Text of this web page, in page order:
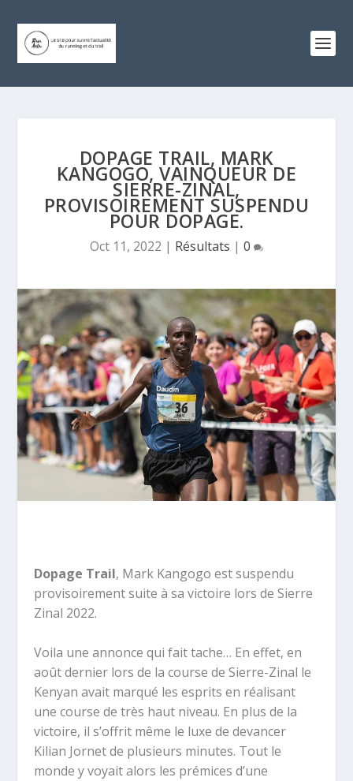
DOPAGE TRAIL, MARK
KANGOGO, VAINQUEUR DE
SIERRE-ZINAL,
PROVISOIREMENT SUSPENDU
POUR DOPAGE.
Oct 11, 2022 | Résultats | 0
Dopage Trail, Mark Kangogo est suspendu
provisoirement suite à sa victoire lors de Sierre
Zinal 2022.
Voila une annonce qui fait tache… En effet, en
août dernier lors de la course de Sierre-Zinal le
Kenyan avait marqué les esprits en réalisant
une course de très haut niveau. En plus de la
victoire, il s’offrit même le luxe de devancer
Kilian Jornet de plusieurs minutes. Tout le
monde y voyait alors les prémices d’une